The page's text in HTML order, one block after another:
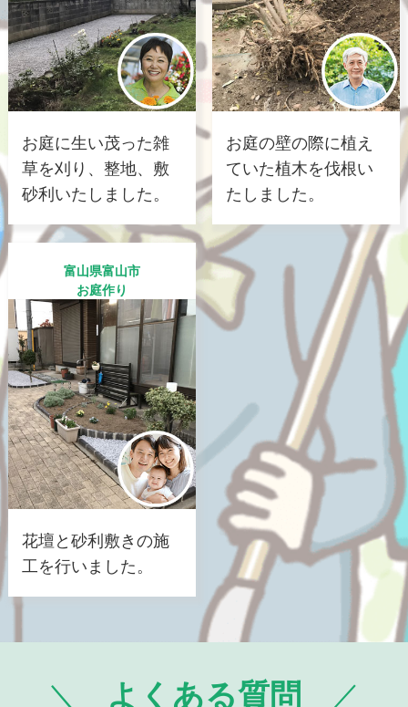
お庭に生い茂った雑
草を刈り、整地、敷
砂利いたしました。
お庭の壁の際に植え
ていた植木を伐根い
たしました。
富山県富山市
お庭作り
花壇と砂利敷きの施
工を行いました。
よくある質問